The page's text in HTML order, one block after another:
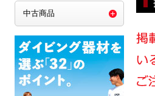
中古商品